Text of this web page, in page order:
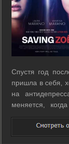
Спустя год
пришла в себя,
на
меняется,
находит